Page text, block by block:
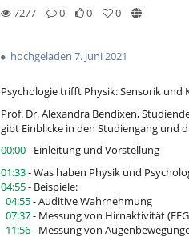
7277
0
0
0
hochgeladen 7. Juni 2021
Psychologie trifft Physik: Sensorik
Prof. Dr. Alexandra Bendixen,
gibt Einblicke in den Studiengang und
00:00- Einleitung und Vorstellung
01:33- Was haben Physik und
04:55- Beispiele:
04:55- Auditive Wahrnehmung
07:37- Messung von Hirnaktivität
11:56- Messung von